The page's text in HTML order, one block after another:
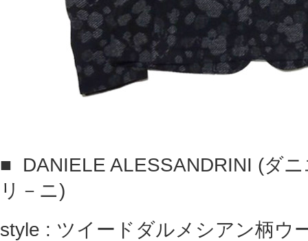
■
DANIELE ALESSANDRINI (ダ
リ－ニ)
style : ツイードダルメシアン柄